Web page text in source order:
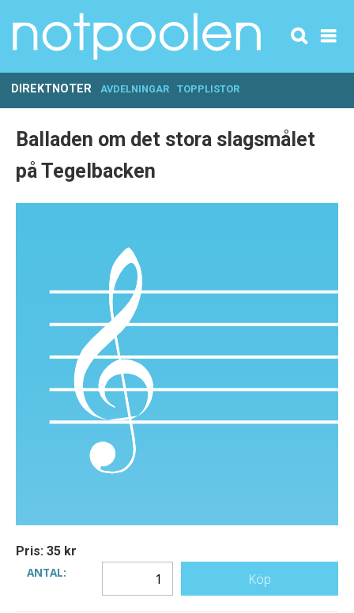
DIREKTNOTER AVDELNINGAR TOPPLISTOR
Balladen om det stora slagsmålet
på Tegelbacken
Pris: 35 kr
ANTAL:
Köp